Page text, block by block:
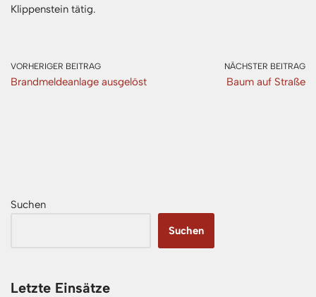
Klippenstein tätig.
VORHERIGER BEITRAG
Brandmeldeanlage ausgelöst
NÄCHSTER BEITRAG
Baum auf Straße
Suchen
Suchen
Letzte Einsätze